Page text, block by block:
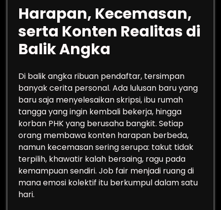
Harapan, Kecemasan,
serta Konten Realitas di
Balik Angka
Di balik angka ribuan pendaftar, tersimpan
banyak cerita personal. Ada lulusan baru yang
baru saja menyelesaikan skripsi, ibu rumah
tangga yang ingin kembali bekerja, hingga
korban PHK yang berusaha bangkit. Setiap
orang membawa konten harapan berbeda,
namun kecemasan sering serupa: takut tidak
terpilih, khawatir kalah bersaing, ragu pada
kemampuan sendiri. Job fair menjadi ruang di
mana emosi kolektif itu berkumpul dalam satu
hari.